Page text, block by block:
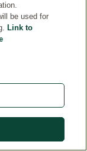
be used for
Link to